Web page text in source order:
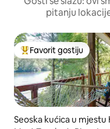
pitanju
Glavni favorit gostiju
Favorit gostiju
Seoska kućica u mjestu